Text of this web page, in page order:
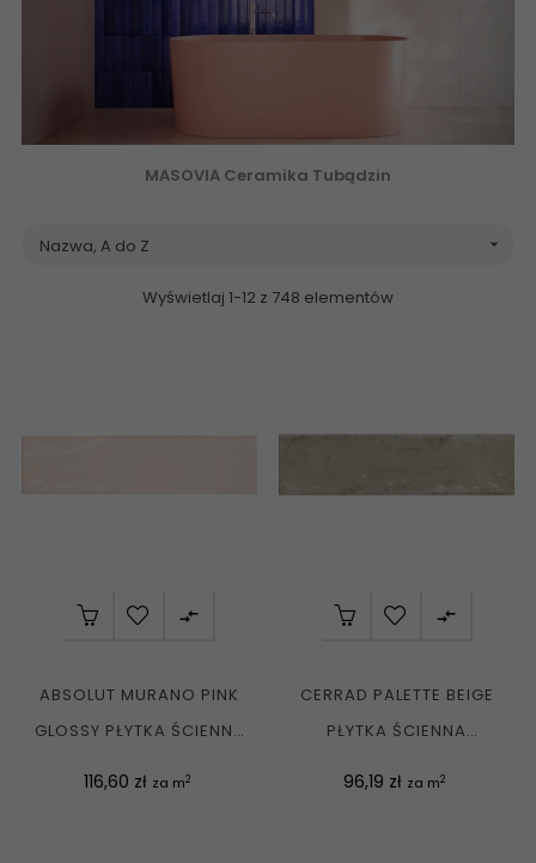
MASOVIA Ceramika Tubądzin
Nazwa, A do Z 
Wyświetlaj 1-12 z 748 elementów

ABSOLUT MURANO PINK
GLOSSY PŁYTKA ŚCIENNA
Cena
116,60 zł za m2

CERRAD PALETTE BEIGE
PŁYTKA ŚCIENNA
Cena
96,19 zł za m2